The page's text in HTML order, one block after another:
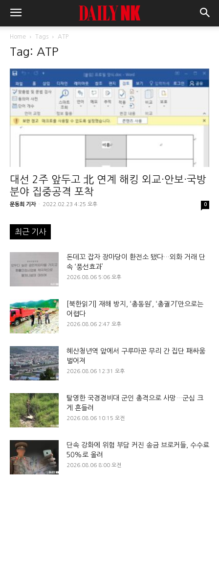
Home Tags ATP
Tag: ATP
대선 2주 앞두고 北 연계 해킹 외교·안보·국방
분야 집중공격 포착
문동희 기자 - 2022.02.23 4:25 오후 0
최근 기사
돈데꼬 잡자 장마당이 환전소 됐다…외화 거래 단
속 ‘풍선효과’
2026.08.06 5:06 오후
[북한읽기] 재해 방지, ‘총동원’, ‘총궐기’만으로는
어렵다
2026.08.06 2:47 오후
혜산청년역 앞에서 구루마꾼 무리 간 집단 패싸움
벌어져
2026.08.06 12:31 오후
탈영한 국경경비대 군인 총격으로 사망…군심 크
게 흔들려
2026.08.06 10:15 오전
단속 강화에 위험 부담 커진 송금 브로커들, 수수료
50%로 올려
2026.08.06 8:00 오전